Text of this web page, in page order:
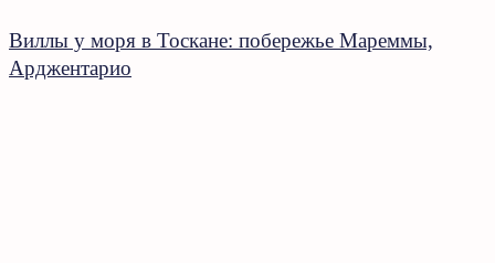
Виллы у моря в Тоскане: побережье Мареммы,
Арджентарио